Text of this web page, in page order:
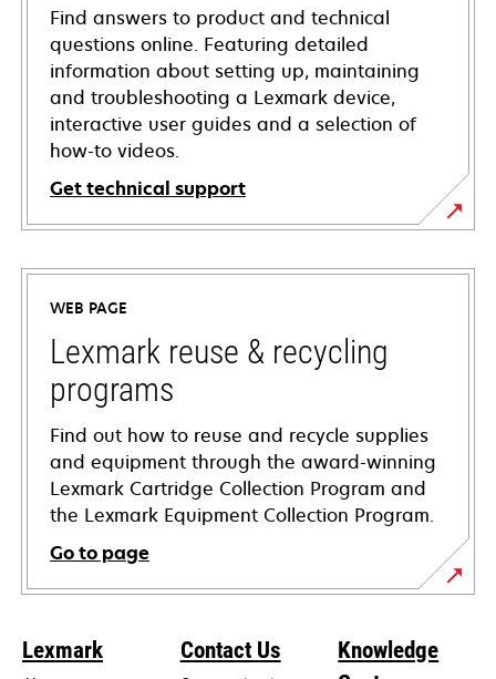
Find answers to product and technical
questions online. Featuring detailed
information about setting up, maintaining
and troubleshooting a Lexmark device,
interactive user guides and a selection of
how-to videos.
Get technical support
opens
in
new
tab
WEB PAGE
Lexmark reuse & recycling
programs
Find out how to reuse and recycle supplies
and equipment through the award-winning
Lexmark Cartridge Collection Program and
the Lexmark Equipment Collection Program.
Go to page
Lexmark Contact Us
Knowledge